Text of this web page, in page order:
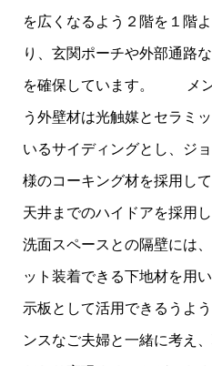
を広くなるよう２階を１階
り、玄関ポーチや外部通路
を確保しています。 メン
う外壁材は光触媒とセラミ
いるサイディングとし、ジ
様のコーキング材を採用し
天井までのハイドアを採用
洗面スペースとの隔壁には
ット装着できる下地材を用
示板として活用できるうよ
ンスなご夫婦と一緒に考え